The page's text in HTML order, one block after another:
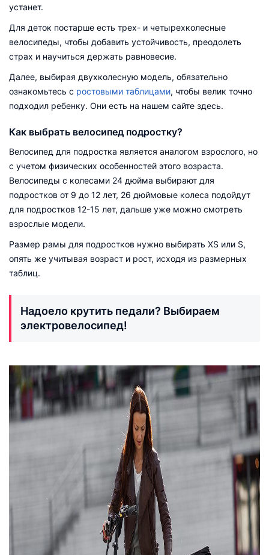
устанет.
Для деток постарше есть трех- и четырехколесные
велосипеды, чтобы добавить устойчивость, преодолеть
страх и научиться держать равновесие.
Далее, выбирая двухколесную модель, обязательно
ознакомьтесь с ростовыми таблицами, чтобы велик точно
подходил ребенку. Они есть на нашем сайте здесь.
Как выбрать велосипед подростку?
Велосипед для подростка является аналогом взрослого, но
с учетом физических особенностей этого возраста.
Велосипеды с колесами 24 дюйма выбирают для
подростков от 9 до 12 лет, 26 дюймовые колеса подойдут
для подростков 12-15 лет, дальше уже можно смотреть
взрослые модели.
Размер рамы для подростков нужно выбирать ХS или S,
опять же учитывая возраст и рост, исходя из размерных
таблиц.
Надоело крутить педали? Выбираем
электровелосипед!